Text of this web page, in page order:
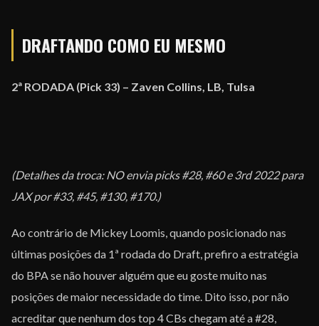
DRAFTANDO COMO EU MESMO
2ª RODADA (Pick 33) – Zaven Collins, LB, Tulsa
(Detalhes da troca: NO envia picks #28, #60 e 3rd 2022 para
JAX por #33, #45, #130, #170.)
Ao contrário de Mickey Loomis, quando posicionado nas
últimas posições da 1ª rodada do Draft, prefiro a estratégia
do BPA se não houver alguém que eu goste muito nas
posições de maior necessidade do time. Dito isso, por não
acreditar que nenhum dos top 4 CBs chegam até a #28,